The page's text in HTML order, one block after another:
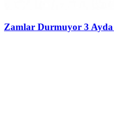
Zamlar Durmuyor 3